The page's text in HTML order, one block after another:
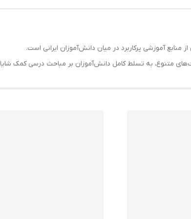
منابع آموزشی پرکاربرد در میان دانش‌آموزان ایرانی است.
متنوع، به تسلط کامل دانش‌آموزان بر مباحث درسی کمک